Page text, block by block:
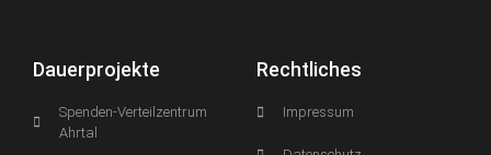
Dauerprojekte
Spenden-Verteilzentrum
Ahrtal
Rechtliches
Impressum